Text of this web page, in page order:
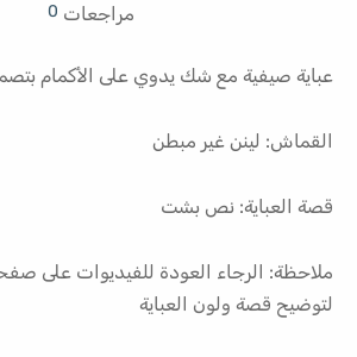
مراجعات 0
عباية صيفية مع شك يدوي على الأكمام
القماش: لينن غير مبطن
قصة العباية: نص بشت
ملاحظة: الرجاء العودة للفيديوات على
لتوضيح قصة ولون العباية